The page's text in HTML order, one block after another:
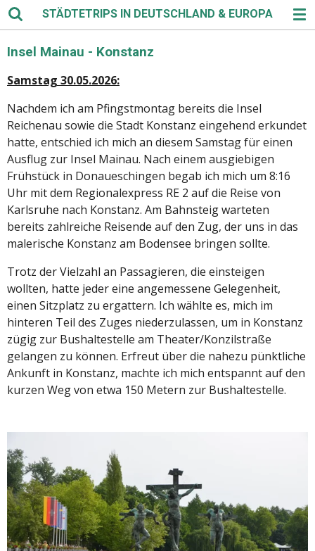
Zum
Hauptinhalt
springen
STÄDTETRIPS IN DEUTSCHLAND & EUROPA
Insel Mainau - Konstanz
Samstag 30.05.2026:
Nachdem ich am Pfingstmontag bereits die Insel
Reichenau sowie die Stadt Konstanz eingehend erkundet
hatte, entschied ich mich an diesem Samstag für einen
Ausflug zur Insel Mainau. Nach einem ausgiebigen
Frühstück in Donaueschingen begab ich mich um 8:16
Uhr mit dem Regionalexpress RE 2 auf die Reise von
Karlsruhe nach Konstanz. Am Bahnsteig warteten
bereits zahlreiche Reisende auf den Zug, der uns in das
malerische Konstanz am Bodensee bringen sollte.
Trotz der Vielzahl an Passagieren, die einsteigen
wollten, hatte jeder eine angemessene Gelegenheit,
einen Sitzplatz zu ergattern. Ich wählte es, mich im
hinteren Teil des Zuges niederzulassen, um in Konstanz
zügig zur Bushaltestelle am Theater/Konzilstraße
gelangen zu können. Erfreut über die nahezu pünktliche
Ankunft in Konstanz, machte ich mich entspannt auf den
kurzen Weg von etwa 150 Metern zur Bushaltestelle.